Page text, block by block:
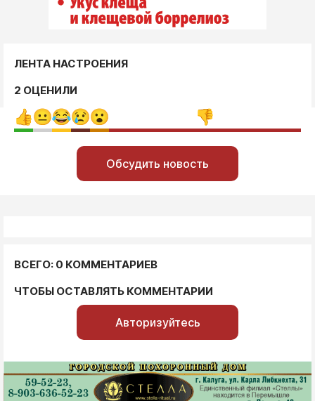
ЛЕНТА НАСТРОЕНИЯ
2 ОЦЕНИЛИ
Обсудить новость
ВСЕГО: 0 КОММЕНТАРИЕВ
ЧТОБЫ ОСТАВЛЯТЬ КОММЕНТАРИИ
Авторизуйтесь